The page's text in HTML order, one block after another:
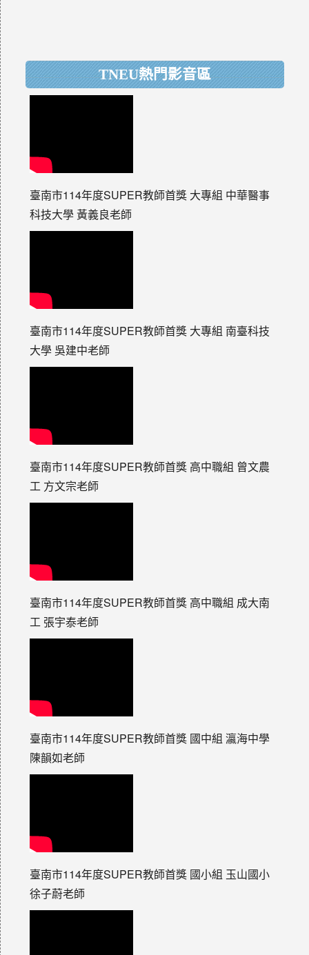
TNEU熱門影音區
臺南市114年度SUPER教師首獎 大專組 中華醫事
科技大學 黃義良老師
臺南市114年度SUPER教師首獎 大專組 南臺科技
大學 吳建中老師
臺南市114年度SUPER教師首獎 高中職組 曾文農
工 方文宗老師
臺南市114年度SUPER教師首獎 高中職組 成大南
工 張宇泰老師
臺南市114年度SUPER教師首獎 國中組 瀛海中學
陳韻如老師
臺南市114年度SUPER教師首獎 國小組 玉山國小
徐子蔚老師